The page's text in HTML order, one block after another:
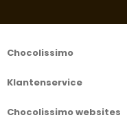
Chocolissimo
Klantenservice
Chocolissimo websites